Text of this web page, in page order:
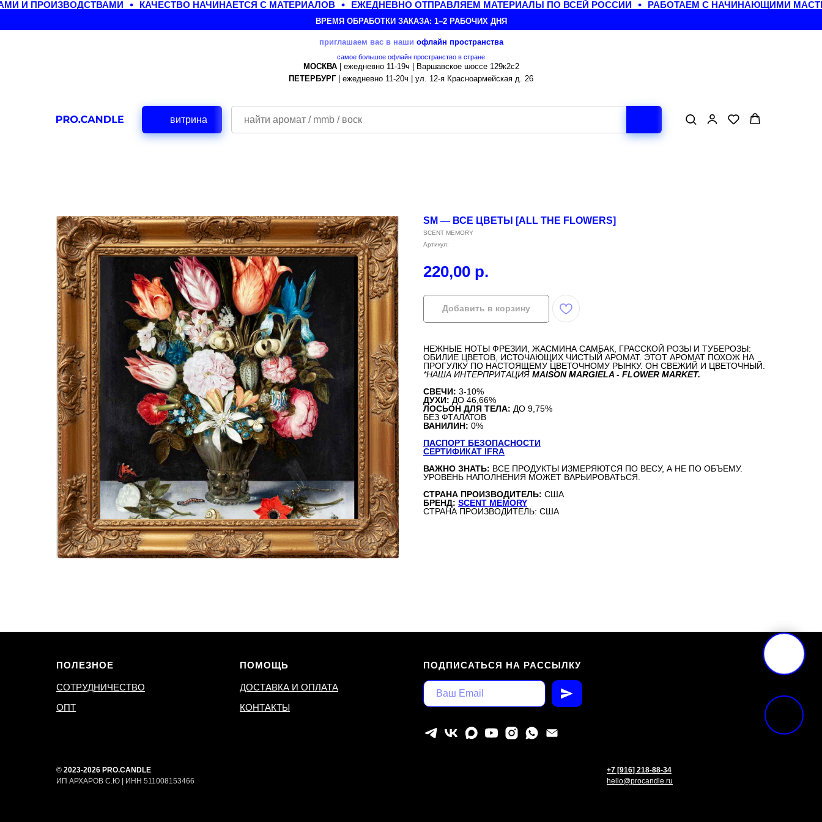
И ПРОИЗВОДСТВАМИ КАЧЕСТВО НАЧИНАЕТСЯ С МАТЕРИАЛОВ ЕЖЕДНЕВНО ОТПРАВЛЯЕМ МАТЕРИАЛЫ ПО ВСЕЙ РОССИИ РАБОТАЕМ С НАЧИНАЮЩИМИ
ВРЕМЯ ОБРАБОТКИ ЗАКАЗА: 1–2 РАБОЧИХ ДНЯ
приглашаем вас в наши офлайн пространства
самое большое офлайн пространство в стране
МОСКВА| ежедневно 11-19ч | Варшавское шоссе 129к2с2
ПЕТЕРБУРГ| ежедневно 11-20ч | ул. 12-я Красноармейская д. 26
витрина
SM — ВСЕ ЦВЕТЫ [ALL THE FLOWERS]
SCENT MEMORY
Артикул:
220,00 р.
Добавить в корзину
НЕЖНЫЕ НОТЫ ФРЕЗИИ, ЖАСМИНА САМБАК, ГРАССКОЙ РОЗЫ И ТУБЕРОЗЫ:
ОБИЛИЕ ЦВЕТОВ, ИСТОЧАЮЩИХ ЧИСТЫЙ АРОМАТ. ЭТОТ АРОМАТ ПОХОЖ НА
ПРОГУЛКУ ПО НАСТОЯЩЕМУ ЦВЕТОЧНОМУ РЫНКУ. ОН СВЕЖИЙ И ЦВЕТОЧНЫЙ.
*НАША ИНТЕРПРИТАЦИЯ MAISON MARGIELA - FLOWER MARKET.
СВЕЧИ: 3-10%
ДУХИ: ДО 46,66%
ЛОСЬОН ДЛЯ ТЕЛА: ДО 9,75%
БЕЗ ФТАЛАТОВ
ВАНИЛИН: 0%
ПАСПОРТ БЕЗОПАСНОСТИ
СЕРТИФИКАТ IFRA
ВАЖНО ЗНАТЬ: ВСЕ ПРОДУКТЫ ИЗМЕРЯЮТСЯ ПО ВЕСУ, А НЕ ПО ОБЪЕМУ.
УРОВЕНЬ НАПОЛНЕНИЯ МОЖЕТ ВАРЬИРОВАТЬСЯ.
СТРАНА ПРОИЗВОДИТЕЛЬ: США
БРЕНД: SCENT MEMORY
СТРАНА ПРОИЗВОДИТЕЛЬ: США
ПОЛЕЗНОЕ
СОТРУДНИЧЕСТВО
ОПТ
ПОМОЩЬ
ДОСТАВКА И ОПЛАТА
КОНТАКТЫ
ПОДПИСАТЬСЯ НА РАССЫЛКУ
© 2023-2026 PRO.CANDLE
ИП АРХАРОВ С.Ю | ИНН 511008153466
+7 [916] 218-88-34
hello@procandle.ru